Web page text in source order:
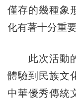
僅存的幾種象
化有著十分重
此次活動的
體驗到民族文
中華優秀傳統